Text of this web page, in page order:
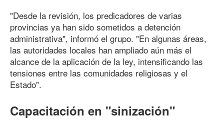
"Desde la revisión, los predicadores de varias
provincias ya han sido sometidos a detención
administrativa", informó el grupo. "En algunas áreas,
las autoridades locales han ampliado aún más el
alcance de la aplicación de la ley, intensificando las
tensiones entre las comunidades religiosas y el
Estado".
Capacitación en "sinización"